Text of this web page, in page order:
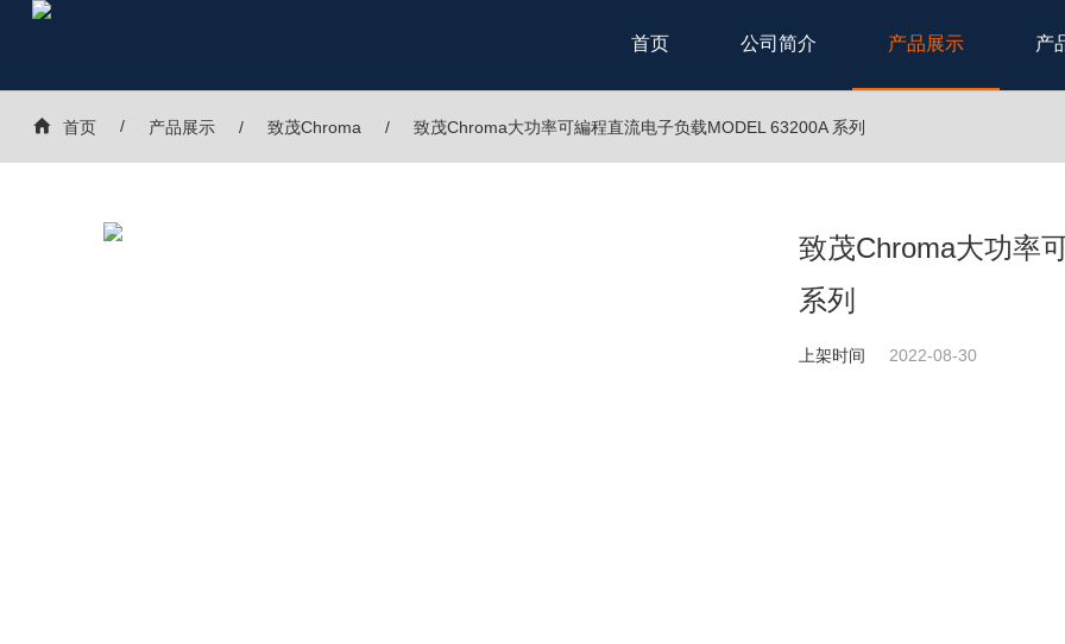
首页 公司简介 产品展示 产
首页 产品展示 致茂Chroma 致茂Chroma大功率可編程直流电子负载MODEL 63200A 系列
致茂Chroma大功率
系列
上架时间 2022-08-30